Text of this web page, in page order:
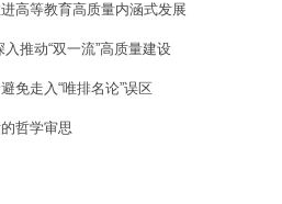
高等教育高质量内涵式发展
推动“双一流”高质量建设
免走入“唯排名论”误区
哲学审思